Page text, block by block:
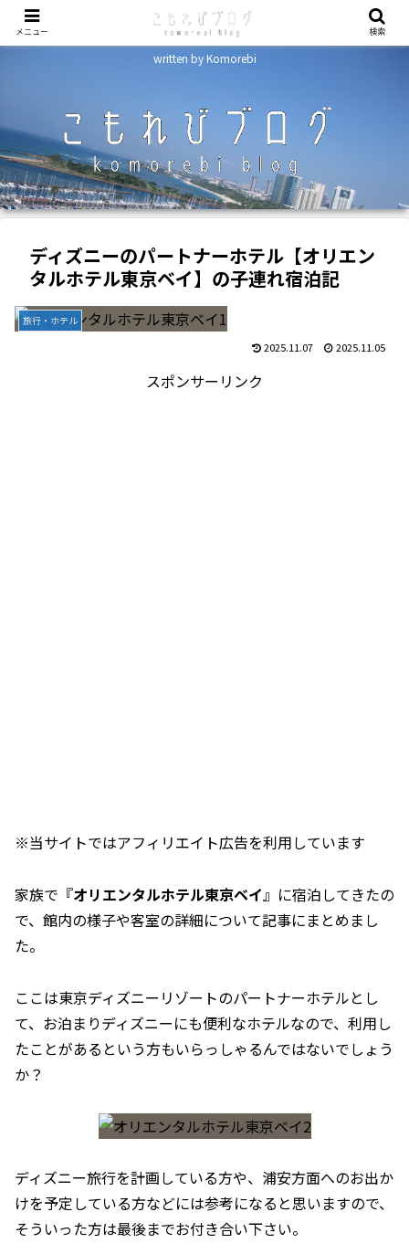
written by Komorebi
ディズニーのパートナーホテル【オリエン
タルホテル東京ベイ】の子連れ宿泊記
旅行・ホテル
2025.11.07 2025.11.05
スポンサーリンク
※当サイトではアフィリエイト広告を利用しています
家族で『オリエンタルホテル東京ベイ』に宿泊してきたの
で、館内の様子や客室の詳細について記事にまとめまし
た。
ここは東京ディズニーリゾートのパートナーホテルとし
て、お泊まりディズニーにも便利なホテルなので、利用し
たことがあるという方もいらっしゃるんではないでしょう
か？
ディズニー旅行を計画している方や、浦安方面へのお出か
けを予定している方などには参考になると思いますので、
そういった方は最後までお付き合い下さい。
メニュー 検索